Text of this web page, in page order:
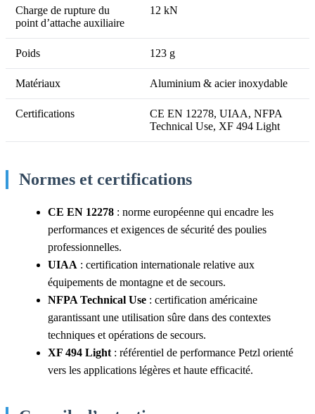
Charge de rupture du
point d’attache auxiliaire
12 kN
Poids 123 g
Matériaux Aluminium & acier inoxydable
Certifications
CE EN 12278, UIAA, NFPA
Technical Use, XF 494 Light
Normes et certifications
CE EN 12278 : norme européenne qui encadre les
performances et exigences de sécurité des poulies
professionnelles.
UIAA : certification internationale relative aux
équipements de montagne et de secours.
NFPA Technical Use : certification américaine
garantissant une utilisation sûre dans des contextes
techniques et opérations de secours.
XF 494 Light: référentiel de performance Petzl orienté
vers les applications légères et haute efficacité.